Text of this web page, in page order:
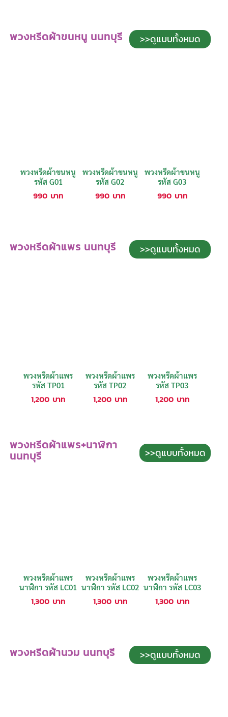
พวงหรีดผ้าขนหนู นนทบุรี >>ดูแบบทั้งหมด
พวงหรีดผ้าขนหนู
รหัส G01
990 บาท
พวงหรีดผ้าขนหนู
รหัส G02
990 บาท
พวงหรีดผ้าขนหนู
รหัส G03
990 บาท
พวงหรีดผ้าแพร นนทบุรี >>ดูแบบทั้งหมด
พวงหรีดผ้าแพร
รหัส TP01
1,200 บาท
พวงหรีดผ้าแพร
รหัส TP02
1,200 บาท
พวงหรีดผ้าแพร
รหัส TP03
1,200 บาท
พวงหรีดผ้าแพร+นาฬิกา
นนทบุรี >>ดูแบบทั้งหมด
พวงหรีดผ้าแพร
นาฬิกา รหัส LC01
1,300 บาท
พวงหรีดผ้าแพร
นาฬิกา รหัส LC02
1,300 บาท
พวงหรีดผ้าแพร
นาฬิกา รหัส LC03
1,300 บาท
พวงหรีดผ้านวม นนทบุรี >>ดูแบบทั้งหมด